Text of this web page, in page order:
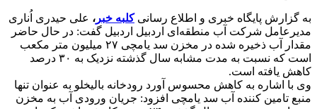
به گزارش پایگاه خبری و اطلاع رسانیکلبه خبر ، علی حیدری اُناری
مدیرعامل شرکت آب منطقه‌ای اردبیل اردبیل گفت: در حال حاضر
مقدار آب ذخیره شده در مخزن سد یامچی ۲۷ میلیون متر مکعب
است که نسبت به مدت مشابه سال گذشته نزدیک به ۳۰ درصد
کاهش یافته است.
وی با اشاره به کاهش محسوس آورد رودخانه بالیخلو به عنوان تنها
منبع تامین کننده آب سد یامچی افزود: جریان ورودی آب به مخزن